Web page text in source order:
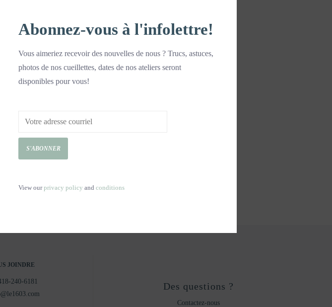
JOINDRE
240-6181
Des questions ?
Contactez-nous
Abonnez-vous à l'infolettre!
Vous aimeriez recevoir des nouvelles de nous ? Trucs, astuces,
photos de nos cueillettes, dates de nos ateliers seront
disponibles pour vous!
S'ABONNER
View ourprivacy policy and conditions